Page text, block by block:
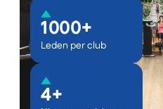
1000+
Leden per club
4+